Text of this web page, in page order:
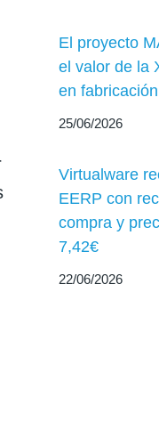
El proyecto
el valor de la
en fabricación
25/06/2026
Virtualware
EERP con
compra y
7,42€
22/06/2026